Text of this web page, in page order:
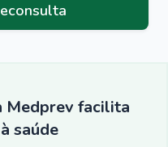
Medprev facilita
saúde